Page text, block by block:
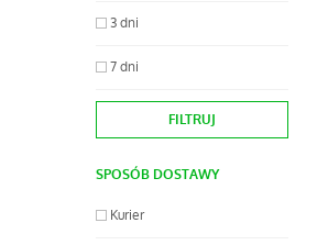
3 dni
7 dni
SPOSÓB DOSTAWY
Kurier